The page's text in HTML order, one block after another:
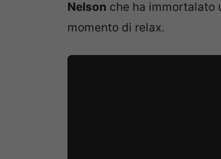
Nelson che ha immortalato
momento di relax.